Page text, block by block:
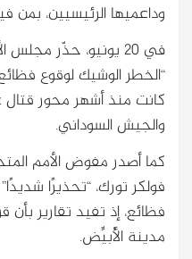
وداعميها الرئيسيين، بمن
في 20 يونيو، حذّر
“الخطر الوشيك لوقوع
كانت منذ أشهر محور
والجيش السوداني.
كما أصدر مفوض الأمم
فظائع، إذ تفيد تقارير
مدينة الأُبيِّض.